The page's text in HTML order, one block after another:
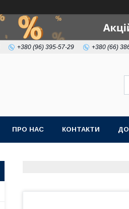
+380 (96) 395-57-29 +380 (66)
ПРО НАС КОНТАКТИ